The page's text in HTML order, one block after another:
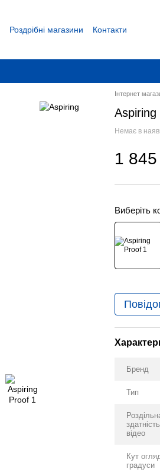
Роздрібні магазини
Контакти
Інтернет
Aspiring
Немає в
1 845
Виберіть
Бренд
Тип
здатність
відео
Кут
градуси